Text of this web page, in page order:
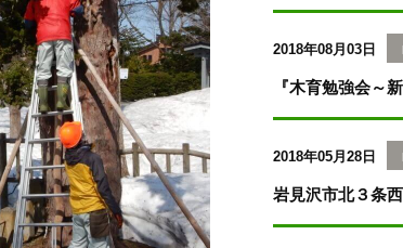
2018年08月03日
『木育勉強会～
2018年05月28日
岩見沢市北３条